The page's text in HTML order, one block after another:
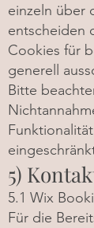
einzeln über
entscheiden
Cookies für
generell
Bitte
5)
5.1 Wix
Für die